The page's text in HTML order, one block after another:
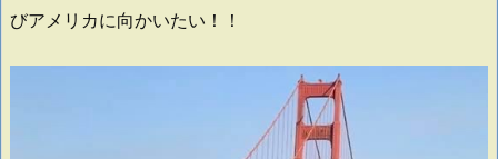
びアメリカに向かいたい！！